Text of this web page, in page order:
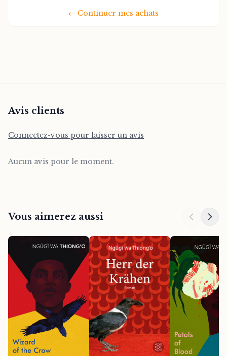
personnages nuancés et authentiques,
← Continuer mes achats
Avis clients
Connectez-vous pour laisser un avis
Aucun avis pour le moment.
Vous aimerez aussi